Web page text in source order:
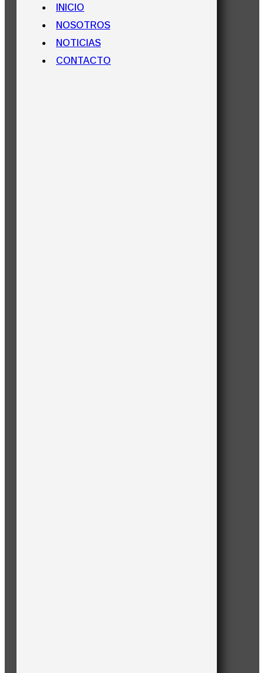
INICIO
NOSOTROS
NOTICIAS
CONTACTO